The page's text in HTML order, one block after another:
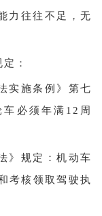
力往往不足，无
：
实施条例》第七
必须年满12周
》规定：机动车
考核领取驾驶执